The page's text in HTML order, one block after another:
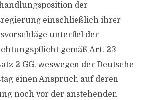
der
einschließlich ihrer
unterfiel der
gemäß Art. 23
2 GG, weswegen der Deutsche
einen Anspruch auf deren
noch vor der anstehenden